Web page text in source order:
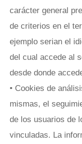
carácter general
de criterios en el
ejemplo serian el
del cual accede al
desde donde
• Cookies de
mismas, el
de los usuarios de
vinculadas. La